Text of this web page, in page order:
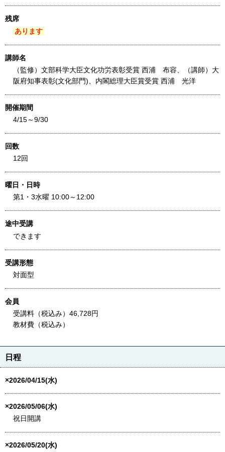
残席
あります
講師名
（監修）文部科学大臣文化功労表彰受賞 西浦 布容、（講師）大
阪府知事表彰(文化部門)、内閣総理大臣賞受賞 西浦 光洋
開催期間
4/15～9/30
回数
12回
曜日・日時
第1・3水曜 10:00～12:00
途中受講
できます
受講形態
対面型
会員
受講料（税込み）46,728円
教材費（税込み）
日程
×2026/04/15(水)
×2026/05/06(水)
祝日開講
×2026/05/20(水)